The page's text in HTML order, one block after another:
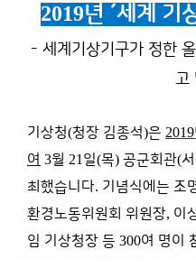
2019년 ´세계 기
- 세계기상기구가 정한
고
기상청(청장 김종석)은 2019
여 3월 21 일(목) 공군회관(
최했습니다. 기념식에는 조
환경노동위원회 위원장, 이
임 기상청장 등 300여 명이